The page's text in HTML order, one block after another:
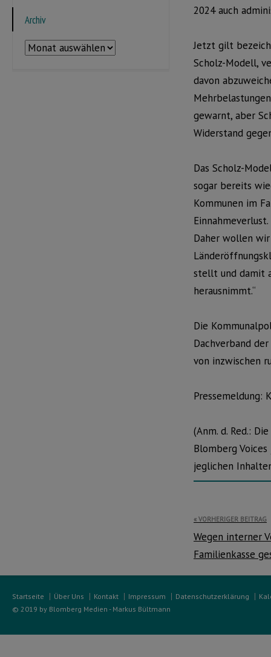
2024 auch
Jetzt gilt
Scholz-Modell,
davon
gewarnt, aber
Widerstand
Das Scholz-
sogar bereits
Kommunen im
Daher wollen
stellt und damit
herausnimmt.“
Die
Dachverband
von inzwischen
Pressemeldung:
(Anm. d. Red.:
Blomberg
jeglichen
VORHERIGER BEITRAG
Wegen interner
Familienkasse
Archiv
Archiv
Startseite Über Uns Kontakt Impressum Datenschutzerklärung
© 2019 by Blomberg Medien - Markus Bültmann